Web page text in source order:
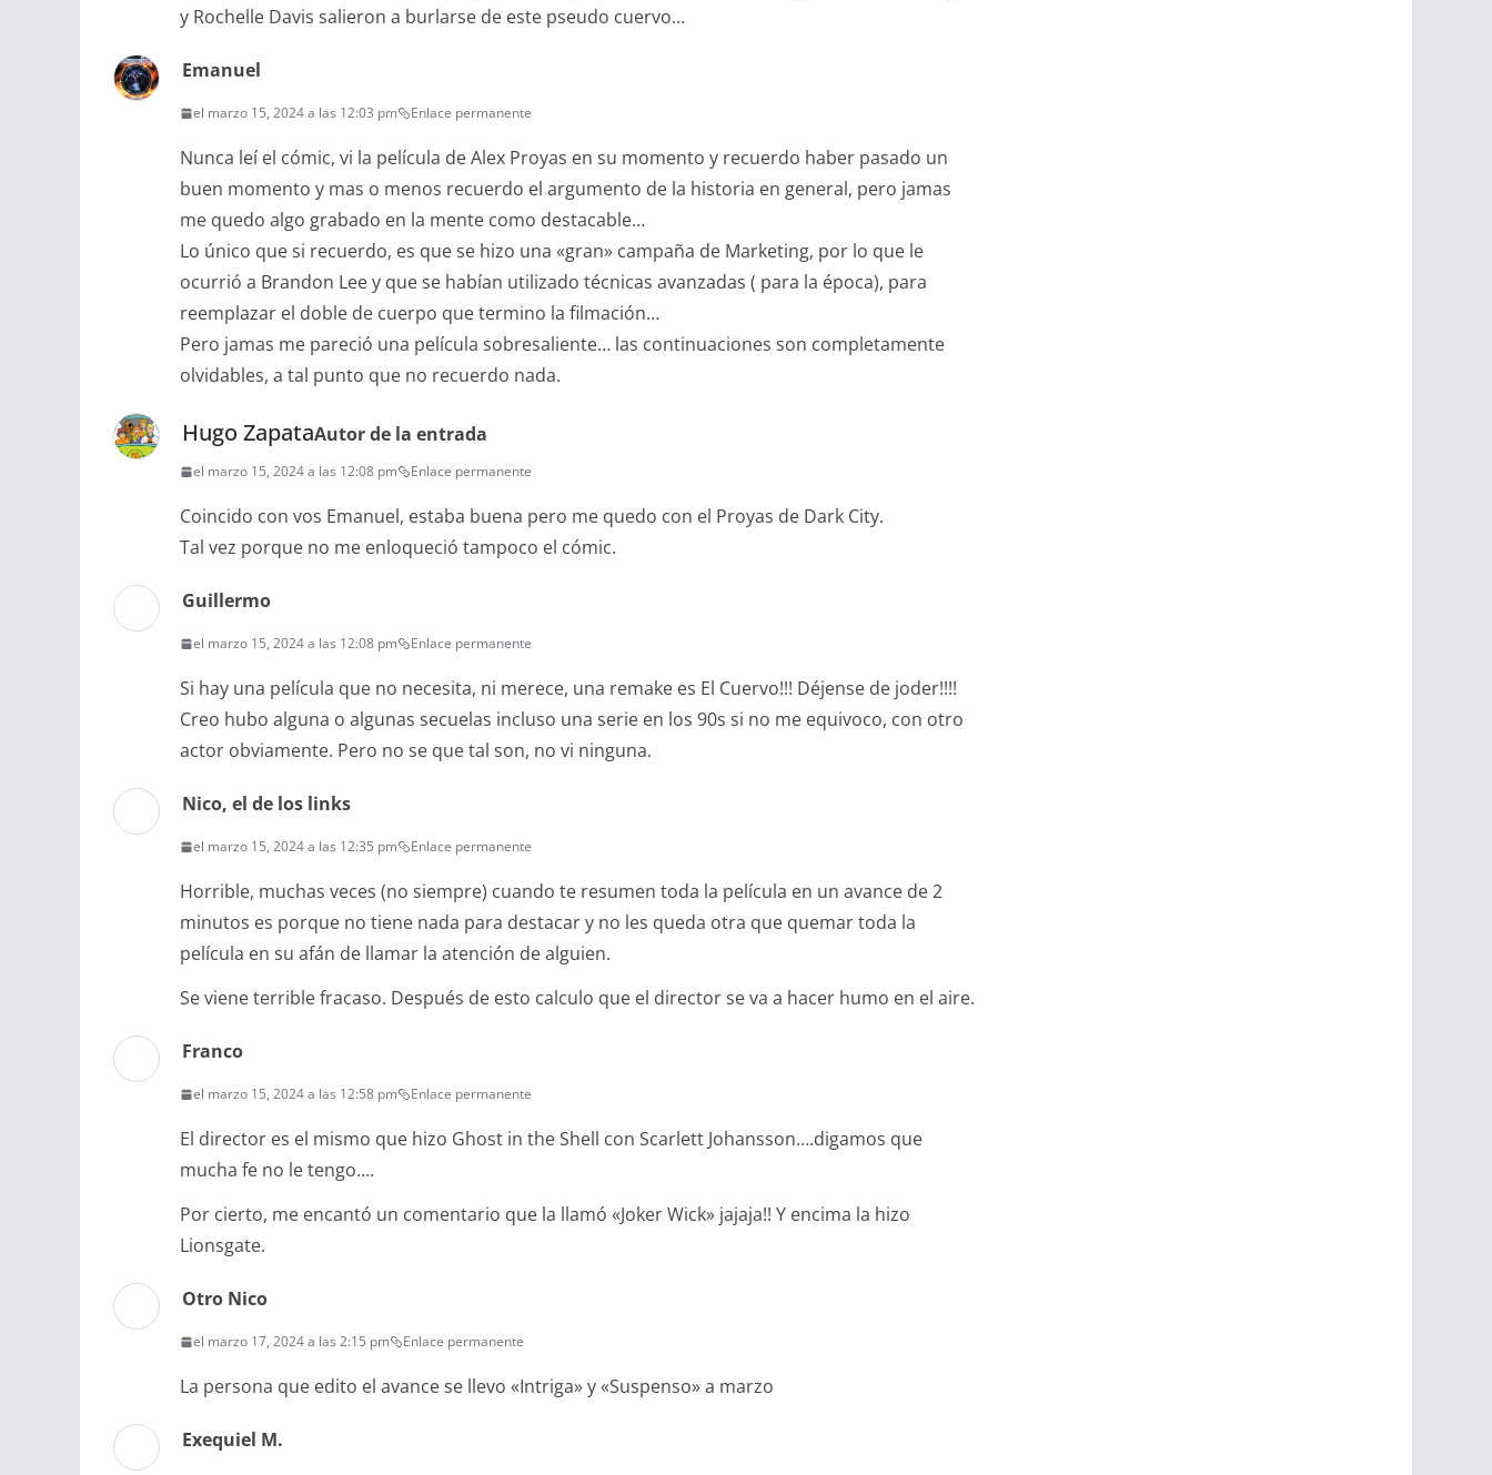
y Rochelle Davis salieron a burlarse de este pseudo cuervo…
Emanuel
el marzo 15, 2024 a las 12:03 pm Enlace permanente
Nunca leí el cómic, vi la película de Alex Proyas en su momento y recuerdo haber pasado un
buen momento y mas o menos recuerdo el argumento de la historia en general, pero jamas
me quedo algo grabado en la mente como destacable…
Lo único que si recuerdo, es que se hizo una «gran» campaña de Marketing, por lo que le
ocurrió a Brandon Lee y que se habían utilizado técnicas avanzadas ( para la época), para
reemplazar el doble de cuerpo que termino la filmación…
Pero jamas me pareció una película sobresaliente… las continuaciones son completamente
olvidables, a tal punto que no recuerdo nada.
Hugo ZapataAutor de la entrada
el marzo 15, 2024 a las 12:08 pm Enlace permanente
Coincido con vos Emanuel, estaba buena pero me quedo con el Proyas de Dark City.
Tal vez porque no me enloqueció tampoco el cómic.
Guillermo
el marzo 15, 2024 a las 12:08 pm Enlace permanente
Si hay una película que no necesita, ni merece, una remake es El Cuervo!!! Déjense de joder!!!!
Creo hubo alguna o algunas secuelas incluso una serie en los 90s si no me equivoco, con otro
actor obviamente. Pero no se que tal son, no vi ninguna.
Nico, el de los links
el marzo 15, 2024 a las 12:35 pm Enlace permanente
Horrible, muchas veces (no siempre) cuando te resumen toda la película en un avance de 2
minutos es porque no tiene nada para destacar y no les queda otra que quemar toda la
película en su afán de llamar la atención de alguien.
Se viene terrible fracaso. Después de esto calculo que el director se va a hacer humo en el aire.
Franco
el marzo 15, 2024 a las 12:58 pm Enlace permanente
El director es el mismo que hizo Ghost in the Shell con Scarlett Johansson….digamos que
mucha fe no le tengo….
Por cierto, me encantó un comentario que la llamó «Joker Wick» jajaja!! Y encima la hizo
Lionsgate.
Otro Nico
el marzo 17, 2024 a las 2:15 pm Enlace permanente
La persona que edito el avance se llevo «Intriga» y «Suspenso» a marzo
Exequiel M.